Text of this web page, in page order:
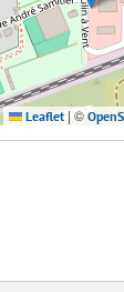
Leaflet | ©